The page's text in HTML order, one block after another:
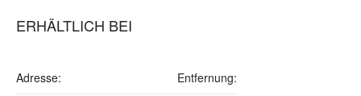
ERHÄLTLICH BEI
Adresse: Entfernung: